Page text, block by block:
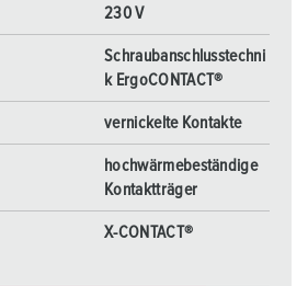
230 V
Schraubanschlusstechni
k ErgoCONTACT®
vernickelte Kontakte
hochwärmebeständige
Kontaktträger
X-CONTACT®